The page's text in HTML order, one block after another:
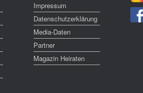
Impressum
Datenschutzerklärung
Media-Daten
Partner
Magazin Heiraten